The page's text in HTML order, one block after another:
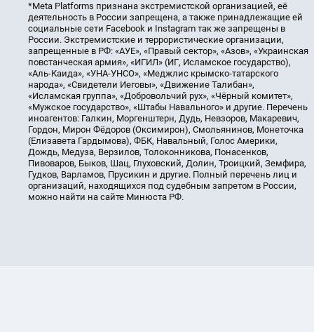
*Meta Platforms признана экстремистской организацией, её
деятельность в России запрещена, а также принадлежащие ей
социальные сети Facebook и Instagram так же запрещены в
России. Экстремистские и террористические организации,
запрещенные в РФ: «АУЕ», «Правый сектор», «Азов», «Украинская
повстанческая армия», «ИГИЛ» (ИГ, Исламское государство),
«Аль-Каида», «УНА-УНСО», «Меджлис крымско-татарского
народа», «Свидетели Иеговы», «Движение Талибан»,
«Исламская группа», «Добровольчий рух», «Чёрный комитет»,
«Мужское государство», «Штабы Навального» и другие. Перечень
иноагентов: Галкин, Моргенштерн, Дудь, Невзоров, Макаревич,
Гордон, Мирон Фёдоров (Оксимирон), Смольянинов, Монеточка
(Елизавета Гардымова), ФБК, Навальный, Голос Америки,
Дождь, Медуза, Верзилов, Толоконникова, Понасенков,
Пивоваров, Быков, Шац, Глуховский, Долин, Троицкий, Земфира,
Гудков, Варламов, Прусикин и другие. Полный перечень лиц и
организаций, находящихся под судебным запретом в России,
можно найти на сайте Минюста РФ.